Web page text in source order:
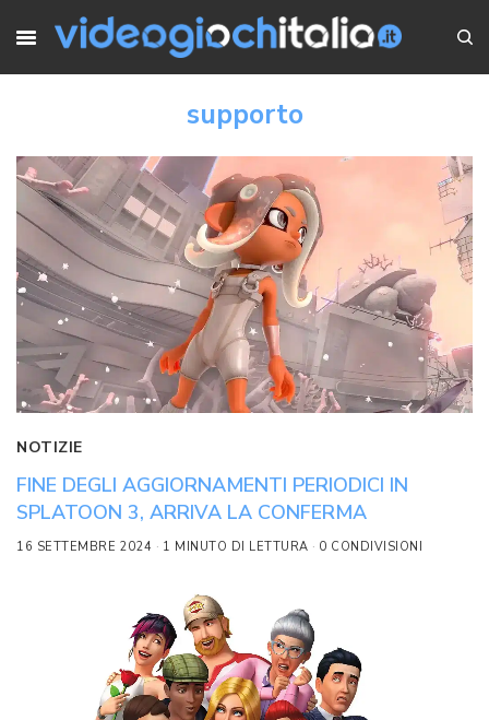
supporto
NOTIZIE
FINE DEGLI AGGIORNAMENTI PERIODICI IN
SPLATOON 3, ARRIVA LA CONFERMA
16 SETTEMBRE 2024 1 MINUTO DI LETTURA 0 CONDIVISIONI